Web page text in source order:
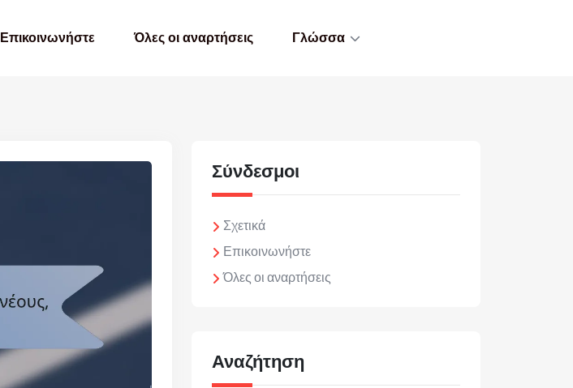
Επικοινωνήστε Όλες οι αναρτήσεις Γλώσσα
Σύνδεσμοι
Σχετικά
Επικοινωνήστε
Όλες οι αναρτήσεις
Αναζήτηση